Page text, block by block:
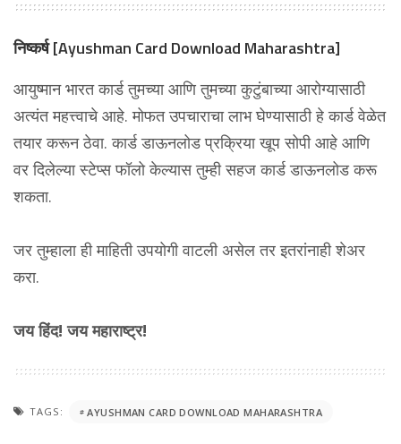
निष्कर्ष [Ayushman Card Download Maharashtra]
आयुष्मान भारत कार्ड तुमच्या आणि तुमच्या कुटुंबाच्या आरोग्यासाठी
अत्यंत महत्त्वाचे आहे. मोफत उपचाराचा लाभ घेण्यासाठी हे कार्ड वेळेत
तयार करून ठेवा. कार्ड डाऊनलोड प्रक्रिया खूप सोपी आहे आणि
वर दिलेल्या स्टेप्स फॉलो केल्यास तुम्ही सहज कार्ड डाऊनलोड करू
शकता.
जर तुम्हाला ही माहिती उपयोगी वाटली असेल तर इतरांनाही शेअर
करा.
जय हिंद! जय महाराष्ट्र!
TAGS: AYUSHMAN CARD DOWNLOAD MAHARASHTRA